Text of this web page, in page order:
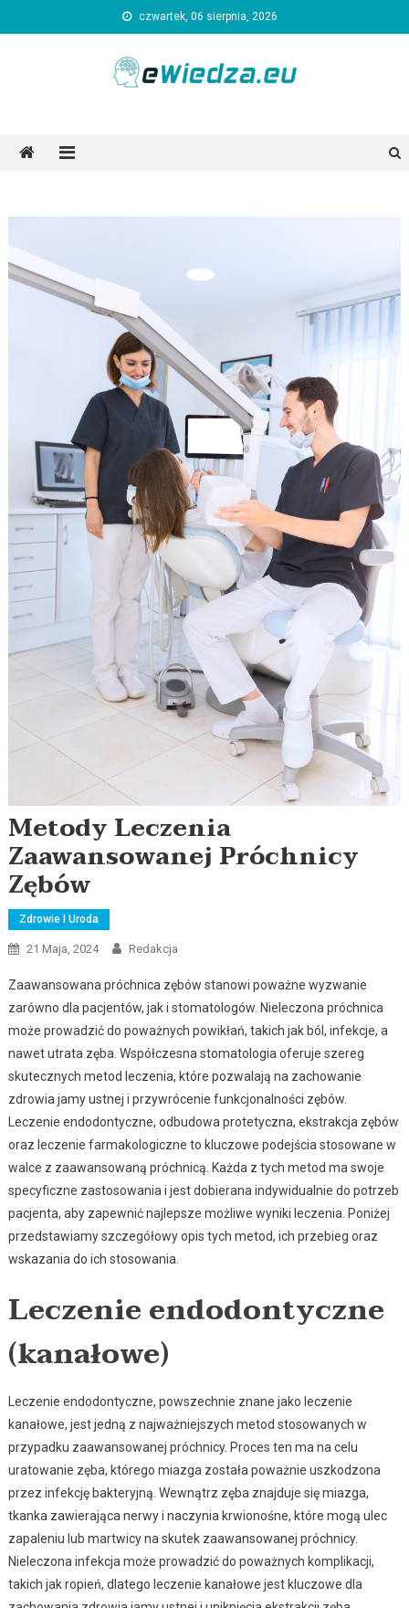
to
czwartek, 06 sierpnia, 2026
Metody Leczenia
Zaawansowanej Próchnicy
Zębów
Zdrowie I Uroda
21 Maja, 2024 Redakcja
Zaawansowana próchnica zębów stanowi poważne wyzwanie
zarówno dla pacjentów, jak i stomatologów. Nieleczona próchnica
może prowadzić do poważnych powikłań, takich jak ból, infekcje, a
nawet utrata zęba. Współczesna stomatologia oferuje szereg
skutecznych metod leczenia, które pozwalają na zachowanie
zdrowia jamy ustnej i przywrócenie funkcjonalności zębów.
Leczenie endodontyczne, odbudowa protetyczna, ekstrakcja zębów
oraz leczenie farmakologiczne to kluczowe podejścia stosowane w
walce z zaawansowaną próchnicą. Każda z tych metod ma swoje
specyficzne zastosowania i jest dobierana indywidualnie do potrzeb
pacjenta, aby zapewnić najlepsze możliwe wyniki leczenia. Poniżej
przedstawiamy szczegółowy opis tych metod, ich przebieg oraz
wskazania do ich stosowania.
Leczenie endodontyczne
(kanałowe)
Leczenie endodontyczne, powszechnie znane jako leczenie
kanałowe, jest jedną z najważniejszych metod stosowanych w
przypadku zaawansowanej próchnicy. Proces ten ma na celu
uratowanie zęba, którego miazga została poważnie uszkodzona
przez infekcję bakteryjną. Wewnątrz zęba znajduje się miazga,
tkanka zawierająca nerwy i naczynia krwionośne, które mogą ulec
zapaleniu lub martwicy na skutek zaawansowanej próchnicy.
Nieleczona infekcja może prowadzić do poważnych komplikacji,
takich jak ropień, dlatego leczenie kanałowe jest kluczowe dla